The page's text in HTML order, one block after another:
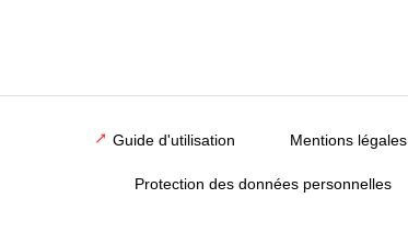
Guide d'utilisation Mentions légales
Protection des données personnelles